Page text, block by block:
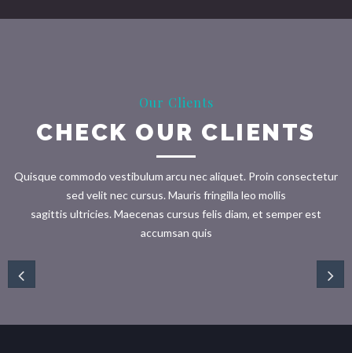
Our Clients
CHECK OUR CLIENTS
Quisque commodo vestibulum arcu nec aliquet. Proin consectetur
sed velit nec cursus. Mauris fringilla leo mollis
sagittis ultricies. Maecenas cursus felis diam, et semper est
accumsan quis